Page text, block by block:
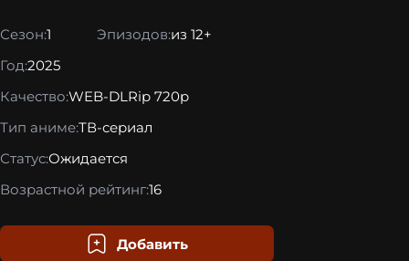
Сезон:1 Эпизодов:из 12+
Год:2025
Качество:WEB-DLRip 720p
Тип аниме:ТВ-сериал
Статус:Ожидается
Возрастной рейтинг:16
Добавить